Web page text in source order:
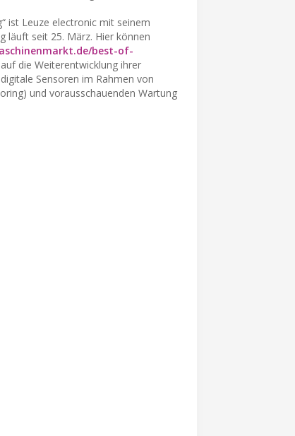
ist Leuze electronic mit seinem
läuft seit 25. März. Hier können
best-of-
die Weiterentwicklung ihrer
Sensoren im Rahmen von
und vorausschauenden Wartung